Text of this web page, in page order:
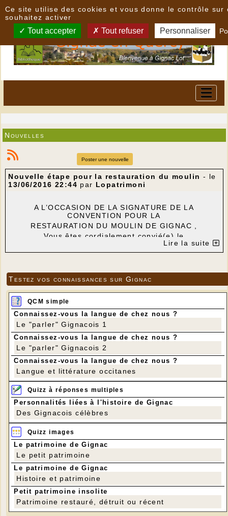
Nouvelles
Poster une nouvelle
Nouvelle étape pour la restauration du moulin - le
13/06/2016 22:44 par Lopatrimoni
A L’OCCASION DE LA SIGNATURE DE LA
CONVENTION POUR LA
RESTAURATION DU MOULIN DE GIGNAC ,
Vous êtes cordialement convié(e) le
Vendredi 17 juin à 16 h 30 sur le site du Moulin à
vent de GIGNAC
en présence de :
Monsieur Marcel Eugène LABROUE, Maire de
Gignac,
et les membres du Conseil Municipal
Madame Jacqueline LECLERE-TEPAZ
Présidente de l’association « Lo Patrimòni et les
Amis du Moulin de Gignac »
et les membres du Conseil d’Administration
Monsieur Jean-Baptiste de MONPEZAT,
Délégué Lot de la Fondation du Patrimoine
Un pot amical clôturera cette rencontre.
MERCI POUR VOS DONS, LA MOBILISATION
CONTINUE GRACE A LA
SOUSCRIPTION FONDATION DU PATRIMOINE
https://www.fondation-patrimoine.org/43109
Lire la suite
Testez vos connaissances sur Gignac
QCM simple
Connaissez-vous la langue de chez nous ?
Le "parler" Gignacois 1
Connaissez-vous la langue de chez nous ?
Le "parler" Gignacois 2
Connaissez-vous la langue de chez nous ?
Langue et littérature occitanes
Quizz à réponses multiples
Personnalités liées à l'histoire de Gignac
Des Gignacois célèbres
Quizz images
Le patrimoine de Gignac
Le petit patrimoine
Le patrimoine de Gignac
Histoire et patrimoine
Petit patrimoine insolite
Patrimoine restauré, détruit ou récent
Ce site utilise des cookies et vous donne le contrôle sur
souhaitez activer
Tout accepter Tout refuser Personnaliser